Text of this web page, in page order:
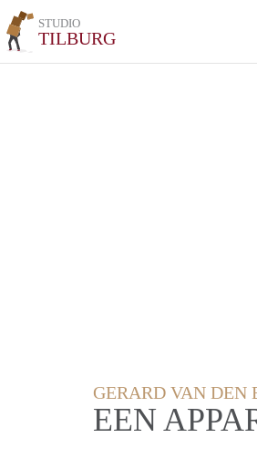
STUDIO
TILBURG
GERARD VAN DEN
EEN